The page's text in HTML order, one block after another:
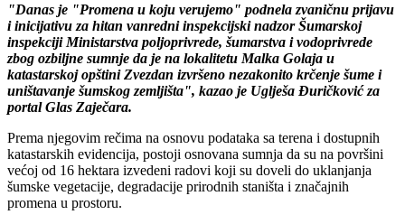
"Danas je "Promena u koju verujemo" podnela zvaničnu prijavu
i inicijativu za hitan vanredni inspekcijski nadzor Šumarskoj
inspekciji Ministarstva poljoprivrede, šumarstva i vodoprivrede
zbog ozbiljne sumnje da je na lokalitetu Malka Golaja u
katastarskoj opštini Zvezdan izvršeno nezakonito krčenje šume i
uništavanje šumskog zemljišta", kazao je Uglješa Đuričković za
portal Glas Zaječara.
Prema njegovim rečima na osnovu podataka sa terena i dostupnih
katastarskih evidencija, postoji osnovana sumnja da su na površini
većoj od 16 hektara izvedeni radovi koji su doveli do uklanjanja
šumske vegetacije, degradacije prirodnih staništa i značajnih
promena u prostoru.